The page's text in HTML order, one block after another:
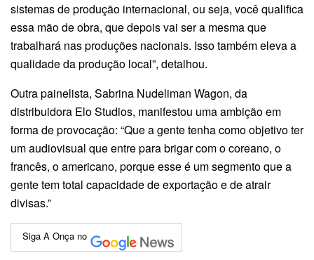
sistemas de produção internacional, ou seja, você qualifica
essa mão de obra, que depois vai ser a mesma que
trabalhará nas produções nacionais. Isso também eleva a
qualidade da produção local”, detalhou.
Outra painelista, Sabrina Nudeliman Wagon, da
distribuidora Elo Studios, manifestou uma ambição em
forma de provocação: “Que a gente tenha como objetivo ter
um audiovisual que entre para brigar com o coreano, o
francês, o americano, porque esse é um segmento que a
gente tem total capacidade de exportação e de atrair
divisas.”
Siga A Onça no